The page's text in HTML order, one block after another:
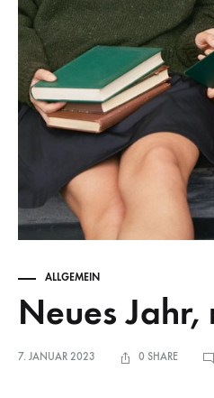
ALLGEMEIN
Neues
7. JANUAR 2023 0 SHARE